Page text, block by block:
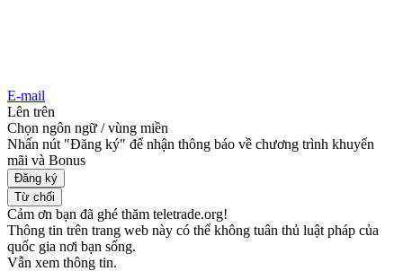
E-mail
Lên trên
Chọn ngôn ngữ / vùng miền
Nhấn nút "Đăng ký" để nhận thông báo về chương trình khuyến
mãi và Bonus
Đăng ký
Từ chối
Cảm ơn bạn đã ghé thăm teletrade.org!
Thông tin trên trang web này có thể không tuân thủ luật pháp của
quốc gia nơi bạn sống.
Vẫn xem thông tin.